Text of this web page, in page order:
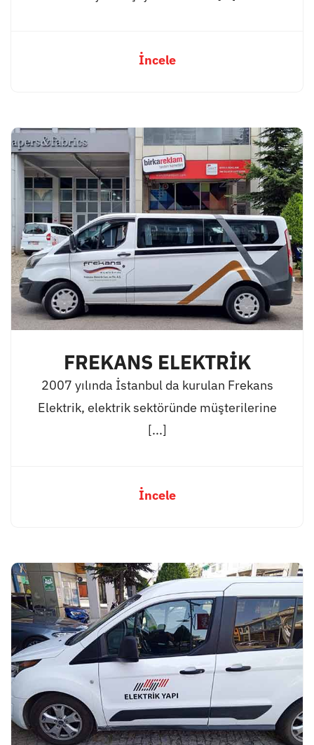
İncele
FREKANS ELEKTRİK
2007 yılında İstanbul da kurulan Frekans
Elektrik, elektrik sektöründe müşterilerine
[...]
İncele